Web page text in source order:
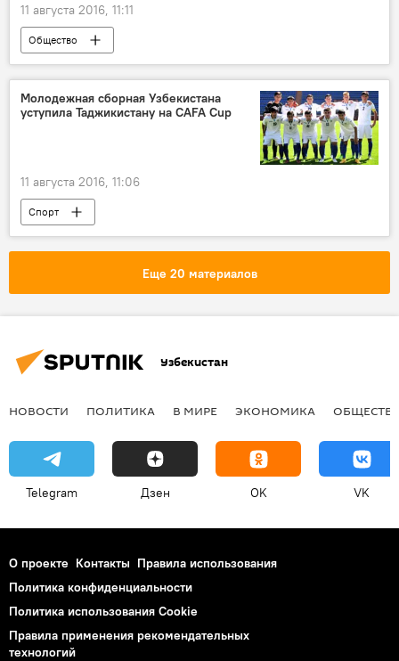
11 августа 2016, 11:11
Общество
Молодежная сборная Узбекистана
уступила Таджикистану на CAFA Cup
11 августа 2016, 11:06
Спорт
Еще 20 материалов
Узбекистан
НОВОСТИ ПОЛИТИКА В МИРЕ ЭКОНОМИКА
Telegram Дзен OK VK
О проекте Контакты Правила использования
Политика конфиденциальности
Политика использования Cookie
Правила применения рекомендательных
технологий